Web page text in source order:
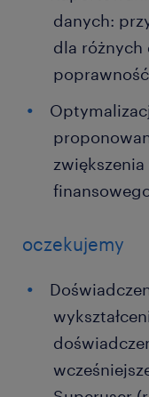
danych:
dla różnych
oczekujemy